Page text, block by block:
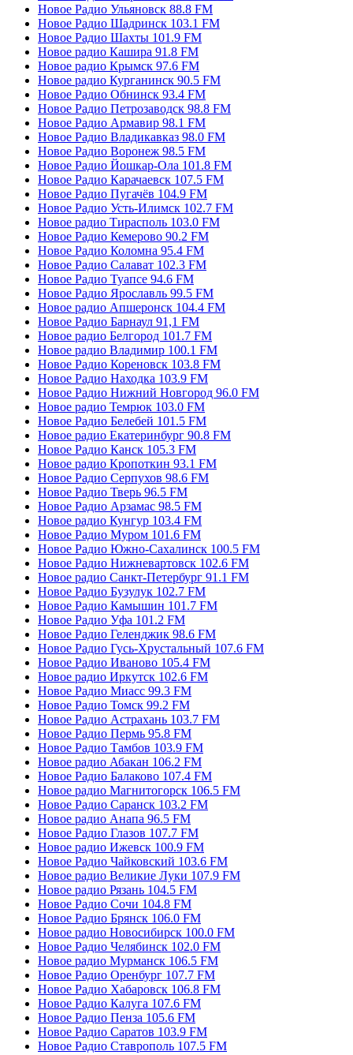
Новое Радио Ульяновск 88.8 FM
Новое Радио Шадринск 103.1 FM
Новое Радио Шахты 101.9 FM
Новое радио Кашира 91.8 FM
Новое радио Крымск 97.6 FM
Новое радио Курганинск 90.5 FM
Новое Радио Обнинск 93.4 FM
Новое Радио Петрозаводск 98.8 FM
Новое Радио Армавир 98.1 FM
Новое Радио Владикавказ 98.0 FM
Новое Радио Воронеж 98.5 FM
Новое Радио Йошкар-Ола 101.8 FM
Новое Радио Карачаевск 107.5 FM
Новое Радио Пугачёв 104.9 FM
Новое Радио Усть-Илимск 102.7 FM
Новое радио Тирасполь 103.0 FM
Новое Радио Кемерово 90.2 FM
Новое Радио Коломна 95.4 FM
Новое Радио Салават 102.3 FM
Новое Радио Туапсе 94.6 FM
Новое Радио Ярославль 99.5 FM
Новое радио Апшеронск 104.4 FM
Новое Радио Барнаул 91,1 FM
Новое радио Белгород 101.7 FM
Новое радио Владимир 100.1 FM
Новое Радио Кореновск 103.8 FM
Новое Радио Находка 103.9 FM
Новое Радио Нижний Новгород 96.0 FM
Новое радио Темрюк 103.0 FM
Новое Радио Белебей 101.5 FM
Новое радио Екатеринбург 90.8 FM
Новое Радио Канск 105.3 FM
Новое радио Кропоткин 93.1 FM
Новое Радио Серпухов 98.6 FM
Новое Радио Тверь 96.5 FM
Новое Радио Арзамас 98.5 FM
Новое радио Кунгур 103.4 FM
Новое Радио Муром 101.6 FM
Новое Радио Южно-Сахалинск 100.5 FM
Новое Радио Нижневартовск 102.6 FM
Новое радио Санкт-Петербург 91.1 FM
Новое Радио Бузулук 102.7 FM
Новое Радио Камышин 101.7 FM
Новое Радио Уфа 101.2 FM
Новое Радио Геленджик 98.6 FM
Новое Радио Гусь-Хрустальный 107.6 FM
Новое Радио Иваново 105.4 FM
Новое радио Иркутск 102.6 FM
Новое Радио Миасс 99.3 FM
Новое Радио Томск 99.2 FM
Новое Радио Астрахань 103.7 FM
Новое Радио Пермь 95.8 FM
Новое Радио Тамбов 103.9 FM
Новое радио Абакан 106.2 FM
Новое Радио Балаково 107.4 FM
Новое радио Магнитогорск 106.5 FM
Новое Радио Саранск 103.2 FM
Новое радио Анапа 96.5 FM
Новое Радио Глазов 107.7 FM
Новое радио Ижевск 100.9 FM
Новое Радио Чайковский 103.6 FM
Новое радио Великие Луки 107.9 FM
Новое радио Рязань 104.5 FM
Новое Радио Сочи 104.8 FM
Новое Радио Брянск 106.0 FM
Новое радио Новосибирск 100.0 FM
Новое Радио Челябинск 102.0 FM
Новое радио Мурманск 106.5 FM
Новое Радио Оренбург 107.7 FM
Новое Радио Хабаровск 106.8 FM
Новое Радио Калуга 107.6 FM
Новое Радио Пенза 105.6 FM
Новое Радио Саратов 103.9 FM
Новое Радио Ставрополь 107.5 FM